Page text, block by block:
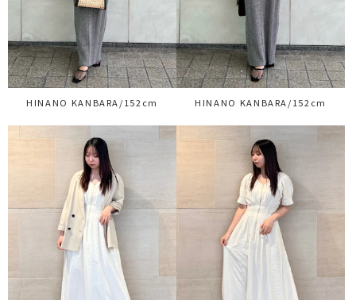
HINANO KANBARA/152cm HINANO KANBARA/152cm